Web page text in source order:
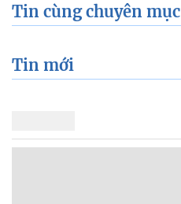
Tin cùng chuyên mục
Tin mới